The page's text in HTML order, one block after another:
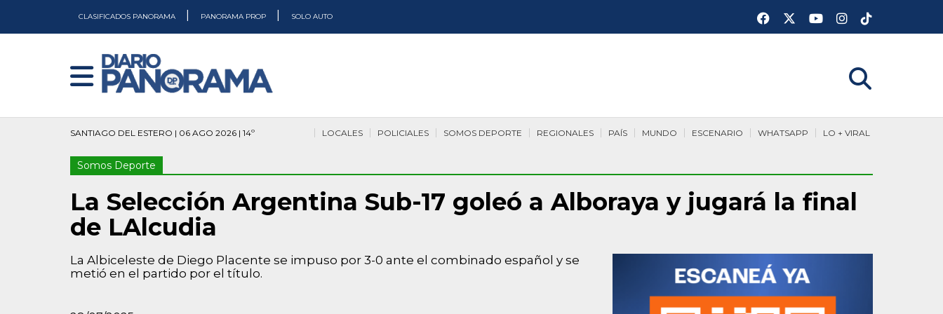
CLASIFICADOS PANORAMA PANORAMA PROP SOLO AUTO
SANTIAGO DEL ESTERO | 06 AGO 2026 | 14º LO + VIRAL
WHATSAPP
ESCENARIO
MUNDO
PAÍS
REGIONALES
SOMOS DEPORTE
POLICIALES
LOCALES
Somos Deporte
La Selección Argentina Sub-17 goleó a Alboraya y jugará la final
de LAlcudia
La Albiceleste de Diego Placente se impuso por 3-0 ante el combinado español y se
metió en el partido por el título.